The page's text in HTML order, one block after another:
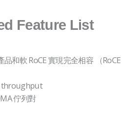
Feature List
品和軟 RoCE 實現完全相容 （RoCE
throughput
佇列對